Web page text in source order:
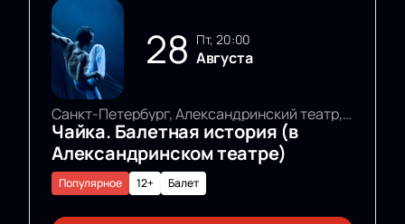
28 пт, 20:00
Августа
Санкт-Петербург, Александринский театр, Основная сцена
Чайка. Балетная история (в
Александринском театре)
12+ Балет
Популярное